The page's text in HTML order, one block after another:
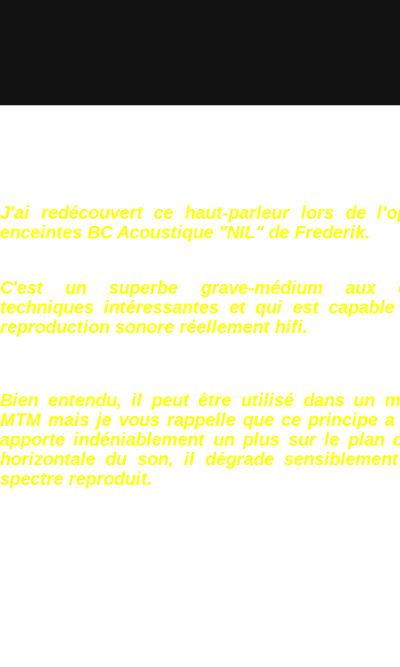
J'ai redécouvert ce haut-parleur lors de
enceintes BC Acoustique "NIL" de Frederik.
C'est un superbe grave-médium aux
techniques intéressantes et qui est
reproduction sonore réellement hifi.
Bien entendu, il peut être utilisé dans un
MTM mais je vous rappelle que ce principe
apporte indéniablement un plus sur le plan
horizontale du son, il dégrade
spectre reproduit.